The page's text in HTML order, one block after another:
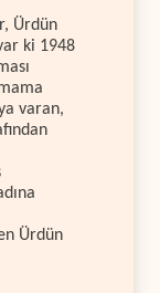
Ürdün
ki 1948
varan,
Ürdün